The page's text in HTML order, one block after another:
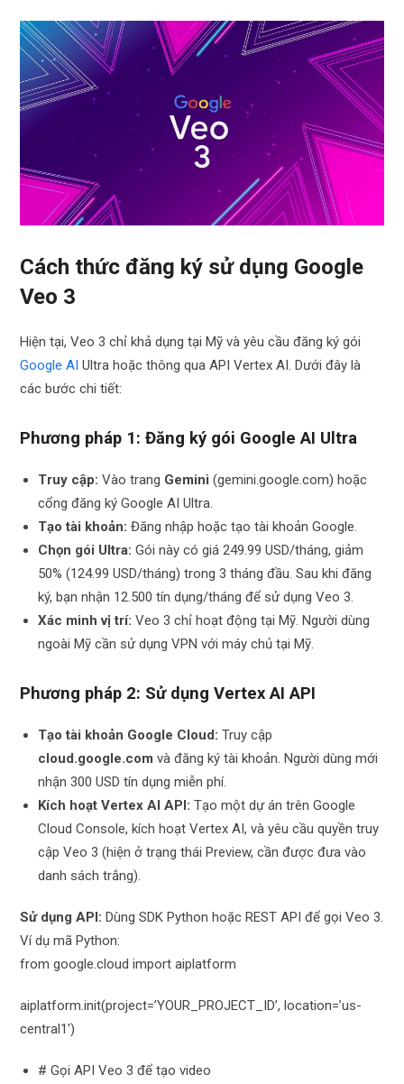
Cách thức đăng ký sử dụng Google
Veo 3
Hiện tại, Veo 3 chỉ khả dụng tại Mỹ và yêu cầu đăng ký gói
Google AI Ultra hoặc thông qua API Vertex AI. Dưới đây là
các bước chi tiết:
Phương pháp 1: Đăng ký gói Google AI Ultra
Truy cập: Vào trang Gemini (gemini.google.com) hoặc
cổng đăng ký Google AI Ultra.
Tạo tài khoản: Đăng nhập hoặc tạo tài khoản Google.
Chọn gói Ultra: Gói này có giá 249.99 USD/tháng, giảm
50% (124.99 USD/tháng) trong 3 tháng đầu. Sau khi đăng
ký, bạn nhận 12.500 tín dụng/tháng để sử dụng Veo 3.
Xác minh vị trí: Veo 3 chỉ hoạt động tại Mỹ. Người dùng
ngoài Mỹ cần sử dụng VPN với máy chủ tại Mỹ.
Phương pháp 2: Sử dụng Vertex AI API
Tạo tài khoản Google Cloud: Truy cập
cloud.google.com và đăng ký tài khoản. Người dùng mới
nhận 300 USD tín dụng miễn phí.
Kích hoạt Vertex AI API: Tạo một dự án trên Google
Cloud Console, kích hoạt Vertex AI, và yêu cầu quyền truy
cập Veo 3 (hiện ở trạng thái Preview, cần được đưa vào
danh sách trắng).
Sử dụng API: Dùng SDK Python hoặc REST API để gọi Veo 3.
Ví dụ mã Python:
from google.cloud import aiplatform
aiplatform.init(project=’YOUR_PROJECT_ID’, location=’us-
central1′)
# Gọi API Veo 3 để tạo video